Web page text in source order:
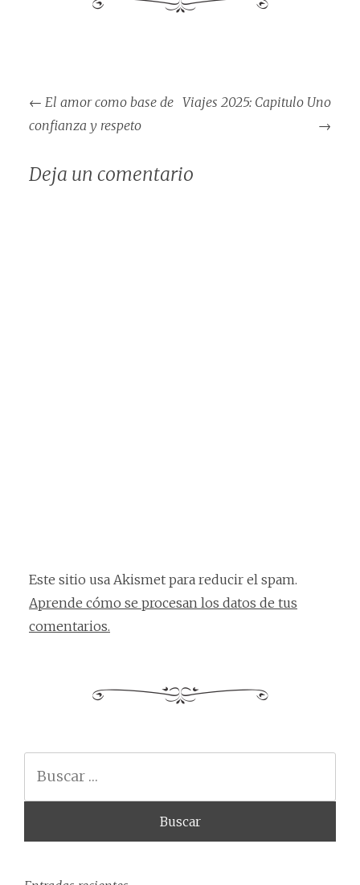
Navegación
deentradas
← El amor como base de
confianza y respeto
Viajes 2025: Capitulo Uno
→
Deja un comentario
Este sitio usa Akismet para reducir el spam.
Aprende cómo se procesan los datos de tus
comentarios.